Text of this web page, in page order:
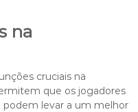
na
cruciais na
que os jogadores
levar a um melhor